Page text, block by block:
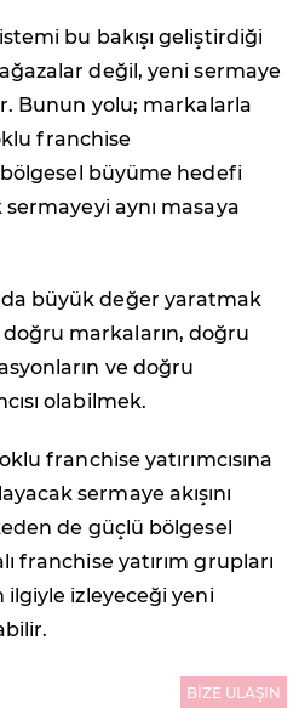
bu bakışı geliştirdiği
değil, yeni sermaye
Bunun yolu; markalarla
franchise
büyüme hedefi
aynı masaya
büyük değer yaratmak
markaların, doğru
ve doğru
olabilmek.
franchise yatırımcısına
sermaye akışını
de güçlü bölgesel
franchise yatırım grupları
ilgiyle izleyeceği yeni
BİZE ULAŞIN